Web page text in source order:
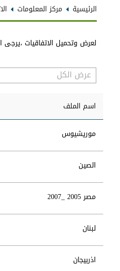
الرئيسية مركز المعلومات
لعرض وتحميل الاتفاقيات ،يرجى
اسم الملف
موريشيوس
الصين
مصر 2005 _2007
لبنان
اذربيجان